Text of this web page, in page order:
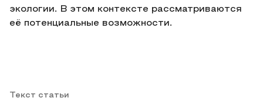
экологии. В этом контексте рассматриваются
её потенциальные возможности.
Текст статьи